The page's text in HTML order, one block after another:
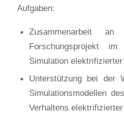
Aufgaben:
Zusammenarbeit an
Forschungsprojekt
Simulation
Unterstützung bei der
Simulationsmodellen
Verhaltens